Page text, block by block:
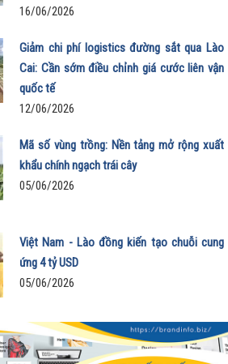
16/06/2026
Giảm chi phí logistics đường sắt qua Lào
Cai: Cần sớm điều chỉnh giá cước liên vận
quốc tế
12/06/2026
Mã số vùng trồng: Nền tảng mở rộng xuất
khẩu chính ngạch trái cây
05/06/2026
Việt Nam - Lào đồng kiến tạo chuỗi cung
ứng 4 tỷ USD
05/06/2026